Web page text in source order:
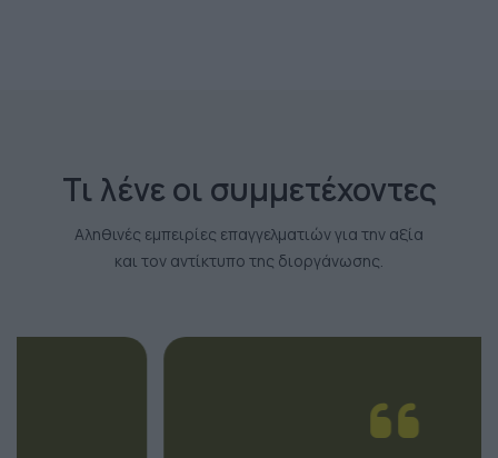
Τι λένε οι συμμετέχοντες
Αληθινές εμπειρίες επαγγελματιών για την αξία
και τον αντίκτυπο της διοργάνωσης.